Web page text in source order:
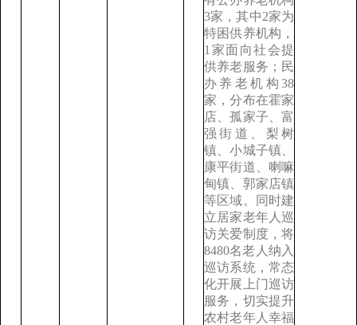
3家，其中2家为
特困供养机构，
1家面向社会提
供养老服务；民
办养老机构38
家，分布在霍家
店、孤家子、富
强街道、梨树
镇、小城子镇、
康平街道、喇嘛
甸镇、郭家店镇
等区域。同时建
立居家老年人巡
访关爱制度，将
8480名老人纳入
巡访系统，常态
化开展上门巡访
服务，切实提升
农村老年人幸福